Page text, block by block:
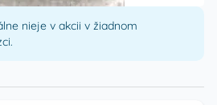
nieje v akcii v žiadnom